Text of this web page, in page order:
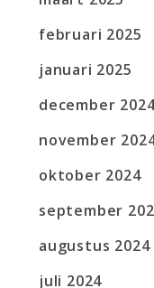
februari 2025
januari 2025
december
november
oktober 2024
september
augustus 2024
juli 2024